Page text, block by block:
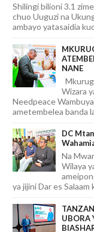
Shilingi bilioni 3.1
chuo Uuguzi na
ambayo yatasaidia
NANE
Wizara
Needpeace
ametembelea banda
DC
Na
Wilaya
ya jijini Dar es Salaam
UBORA